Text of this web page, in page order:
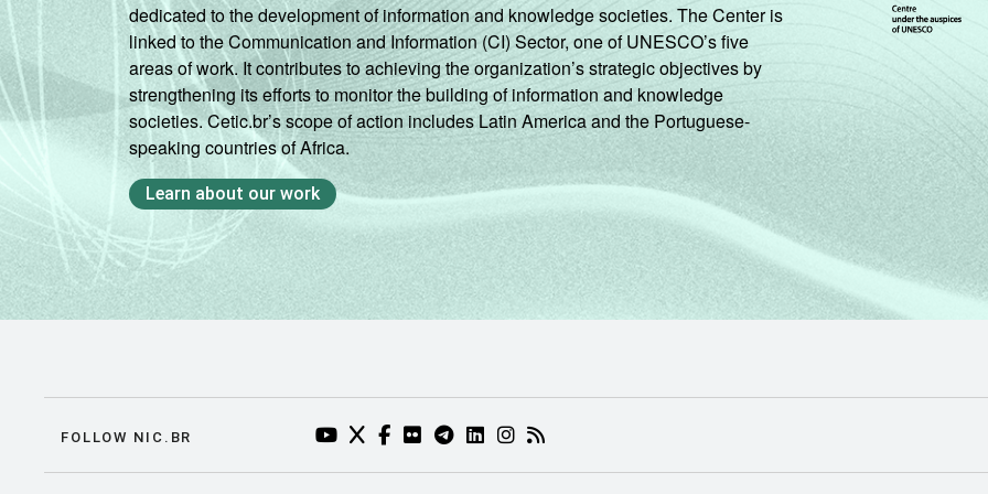
dedicated to the development of information and knowledge societies. The Center is
linked to the Communication and Information (CI) Sector, one of UNESCO’s five
areas of work. It contributes to achieving the organization’s strategic objectives by
strengthening its efforts to monitor the building of information and knowledge
societies. Cetic.br’s scope of action includes Latin America and the Portuguese-
speaking countries of Africa.
Learn about our work
FOLLOW NIC.BR YOUTUBE DO NIC.BR (ABRE EM NOVA ABA)
TWITTER DO NIC.BR (ABRE EM NOVA ABA)
FACEBOOK DO NIC.BR (ABRE EM NOVA ABA)
FLICKR DO NIC.BR (ABRE EM NOVA ABA)
TELEGRAM DO NIC.BR (ABRE EM NOVA ABA)
LINKEDIN DO NIC.BR (ABRE EM NOVA ABA)
INSTAGRAM DO NIC.BR (ABRE EM NOVA ABA)
RSS DO NIC.BR (ABRE EM NOVA ABA)